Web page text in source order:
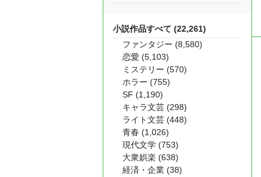
小説作品すべて (22,261)
ファンタジー (8,580)
恋愛 (5,103)
ミステリー (570)
ホラー (755)
SF (1,190)
キャラ文芸 (298)
ライト文芸 (448)
青春 (1,026)
現代文学 (753)
大衆娯楽 (638)
経済・企業 (38)